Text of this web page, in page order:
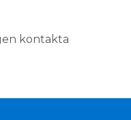
kontakta